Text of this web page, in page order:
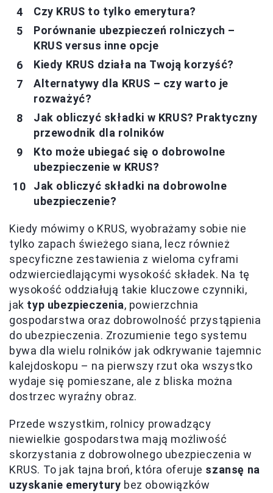
Czy KRUS to tylko emerytura?
Porównanie ubezpieczeń rolniczych –
KRUS versus inne opcje
Kiedy KRUS działa na Twoją korzyść?
Alternatywy dla KRUS – czy warto je
rozważyć?
Jak obliczyć składki w KRUS? Praktyczny
przewodnik dla rolników
Kto może ubiegać się o dobrowolne
ubezpieczenie w KRUS?
Jak obliczyć składki na dobrowolne
ubezpieczenie?
Kiedy mówimy o KRUS, wyobrażamy sobie nie
tylko zapach świeżego siana, lecz również
specyficzne zestawienia z wieloma cyframi
odzwierciedlającymi wysokość składek. Na tę
wysokość oddziałują takie kluczowe czynniki,
jak typ ubezpieczenia, powierzchnia
gospodarstwa oraz dobrowolność przystąpienia
do ubezpieczenia. Zrozumienie tego systemu
bywa dla wielu rolników jak odkrywanie tajemnic
kalejdoskopu – na pierwszy rzut oka wszystko
wydaje się pomieszane, ale z bliska można
dostrzec wyraźny obraz.
Przede wszystkim, rolnicy prowadzący
niewielkie gospodarstwa mają możliwość
skorzystania z dobrowolnego ubezpieczenia w
KRUS. To jak tajna broń, która oferuje szansę na
uzyskanie emerytury bez obowiązków